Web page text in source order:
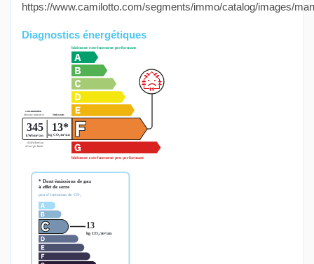
https://www.camilotto.com/segments/immo/catalog/images/
Diagnostics énergétiques